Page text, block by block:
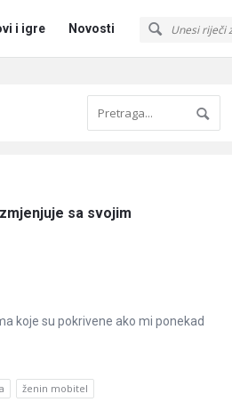
i igre Novosti
sa svojim
koje su pokrivene ako mi ponekad
ženin mobitel